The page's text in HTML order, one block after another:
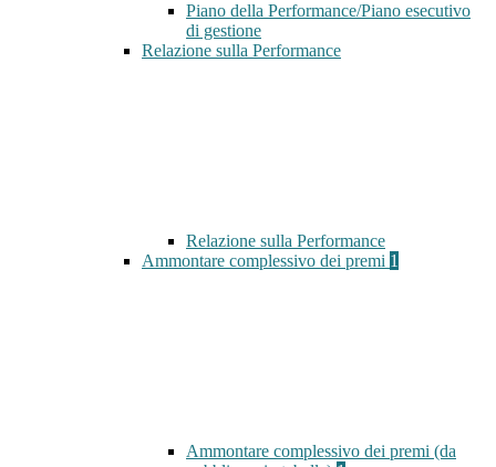
Piano della Performance/Piano esecutivo
di gestione
Relazione sulla Performance
Relazione sulla Performance
Ammontare complessivo dei premi 1
Ammontare complessivo dei premi (da